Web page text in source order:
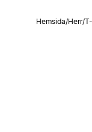
Hemsida/Herr/